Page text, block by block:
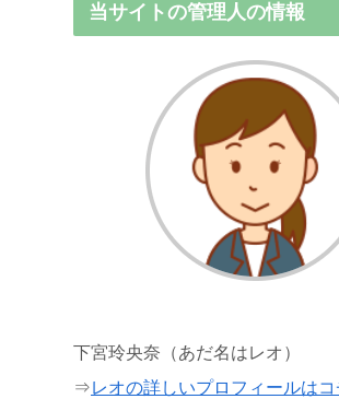
当サイトの管理人の情報
下宮玲央奈（あだ名はレオ）
⇒レオの詳しいプロフィールはコ